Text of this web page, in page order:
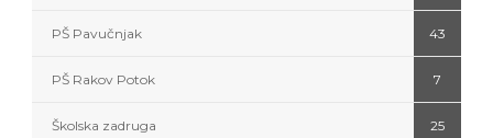
PŠ Pavučnjak 43
PŠ Rakov Potok 7
Školska zadruga 25